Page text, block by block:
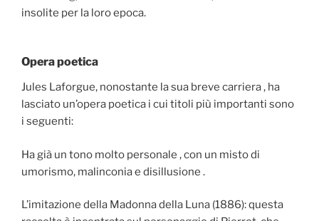
insolite per la loro epoca.
Opera poetica
Jules Laforgue, nonostante la sua breve carriera , ha
lasciato un’opera poetica i cui titoli più importanti sono
i seguenti:
Ha già un tono molto personale , con un misto di
umorismo, malinconia e disillusione .
L’imitazione della Madonna della Luna (1886): questa